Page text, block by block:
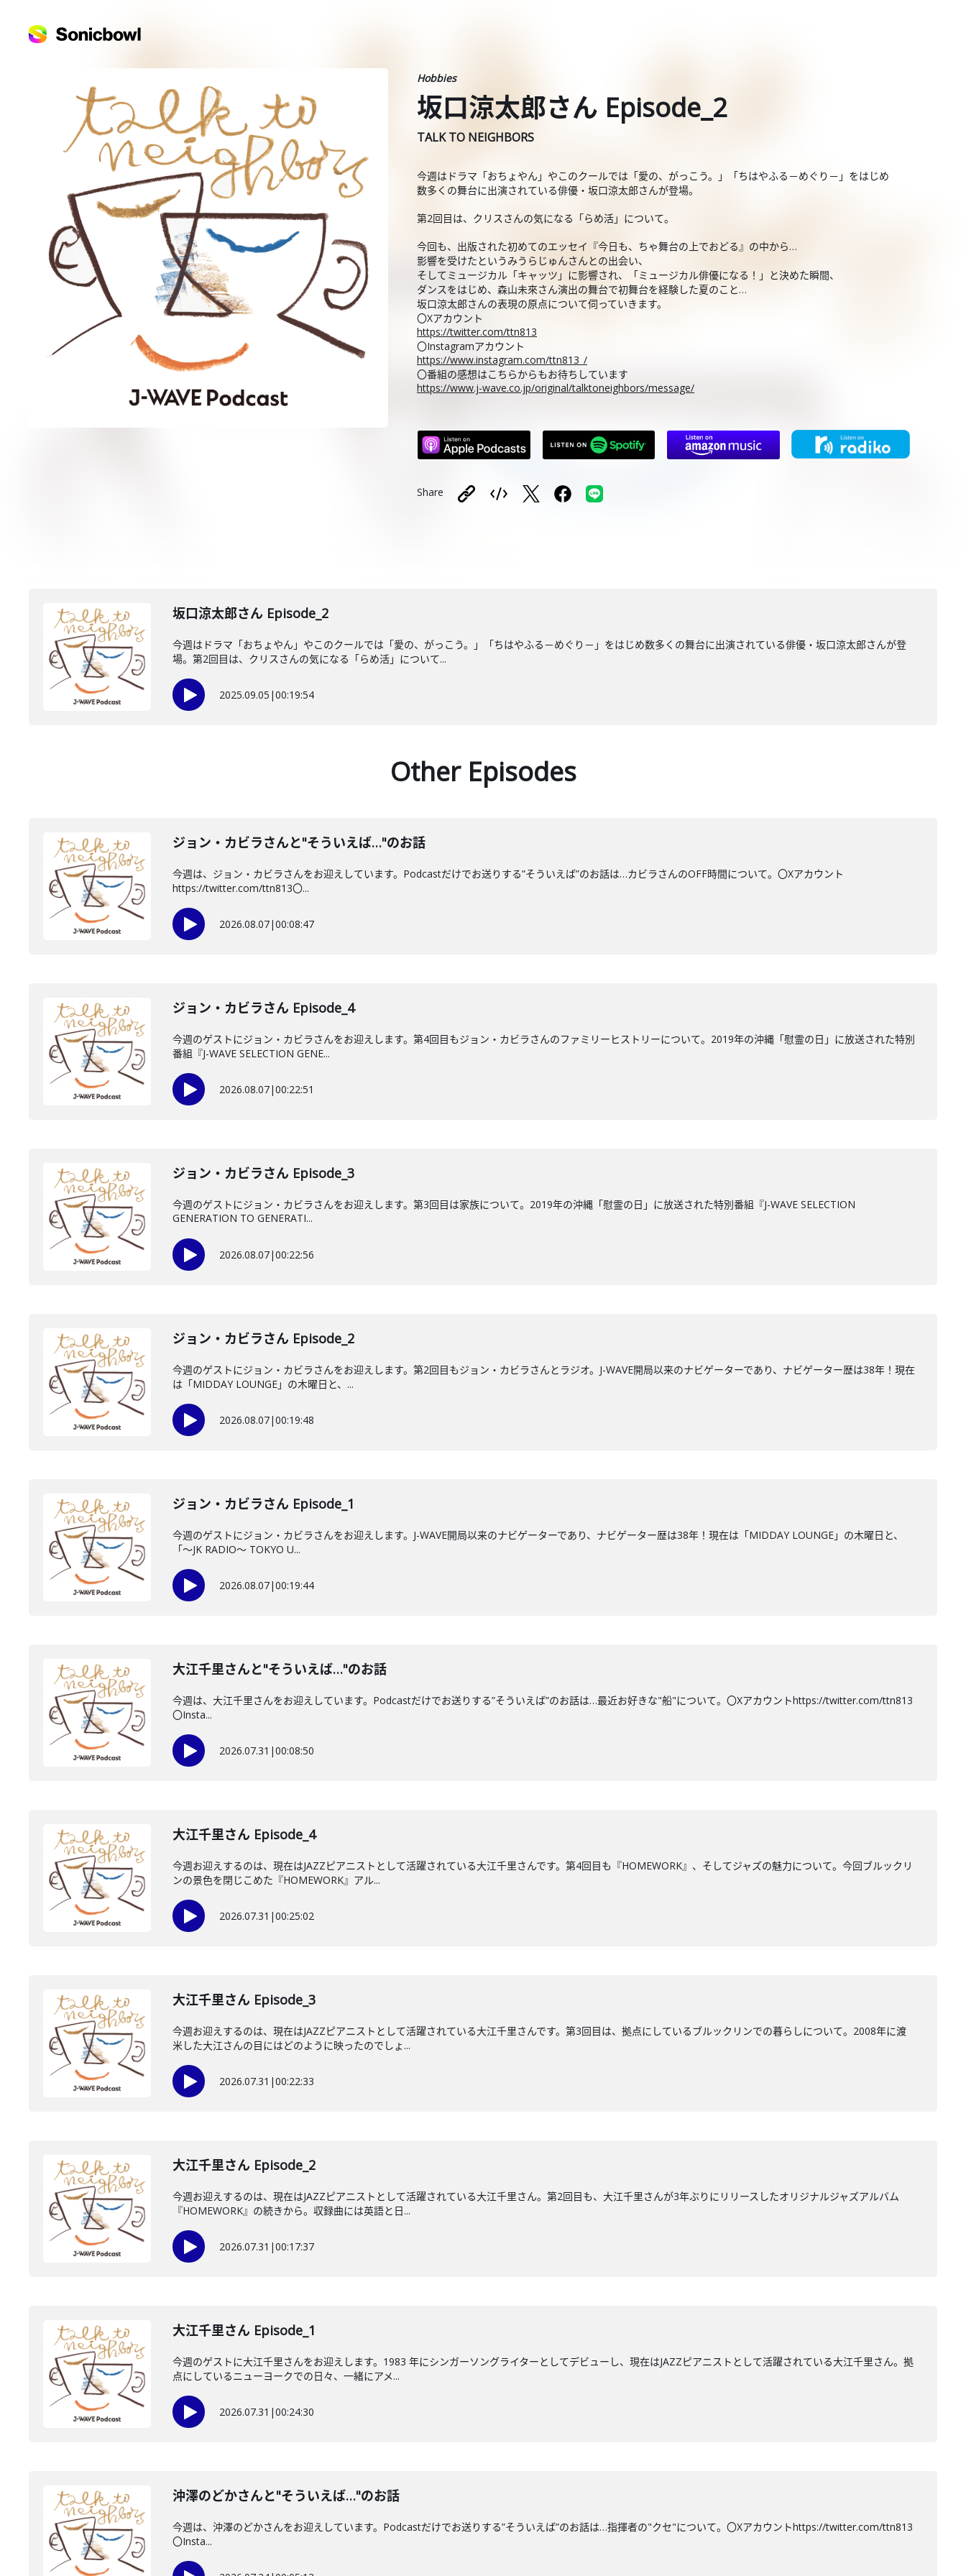
Hobbies
坂口涼太郎さん Episode_2
TALK TO NEIGHBORS
今週はドラマ「おちょやん」やこのクールでは「愛の、がっこう。」「ちはやふる－めぐり－」をはじめ
数多くの舞台に出演されている俳優・坂口涼太郎さんが登場。
第2回目は、クリスさんの気になる「らめ活」について。
今回も、出版された初めてのエッセイ『今日も、ちゃ舞台の上でおどる』の中から…
影響を受けたというみうらじゅんさんとの出会い、
そしてミュージカル「キャッツ」に影響され、「ミュージカル俳優になる！」と決めた瞬間、
ダンスをはじめ、森山未來さん演出の舞台で初舞台を経験した夏のこと…
坂口涼太郎さんの表現の原点について伺っていきます。
〇Xアカウント
https://twitter.com/ttn813
〇Instagramアカウント
https://www.instagram.com/ttn813_/
〇番組の感想はこちらからもお待ちしています
https://www.j-wave.co.jp/original/talktoneighbors/message/
Share
坂口涼太郎さん Episode_2
今週はドラマ「おちょやん」やこのクールでは「愛の、がっこう。」「ちはやふる－めぐり－」をはじめ数多くの舞台に出演されている俳優・坂口涼太郎さんが登
場。第2回目は、クリスさんの気になる「らめ活」について...
2025.09.05 |00:19:54
Other Episodes
ジョン・カビラさんと"そういえば…"のお話
今週は、ジョン・カビラさんをお迎えしています。Podcastだけでお送りする”そういえば”のお話は…カビラさんのOFF時間について。〇Xアカウント
https://twitter.com/ttn813〇...
2026.08.07|00:08:47
ジョン・カビラさん Episode_4
今週のゲストにジョン・カビラさんをお迎えします。第4回目もジョン・カビラさんのファミリーヒストリーについて。2019年の沖縄「慰霊の日」に放送された特別
番組『J-WAVE SELECTION GENE...
2026.08.07|00:22:51
ジョン・カビラさん Episode_3
今週のゲストにジョン・カビラさんをお迎えします。第3回目は家族について。2019年の沖縄「慰霊の日」に放送された特別番組『J-WAVE SELECTION
GENERATION TO GENERATI...
2026.08.07|00:22:56
ジョン・カビラさん Episode_2
今週のゲストにジョン・カビラさんをお迎えします。第2回目もジョン・カビラさんとラジオ。J-WAVE開局以来のナビゲーターであり、ナビゲーター歴は38年！現在
は「MIDDAY LOUNGE」の木曜日と、...
2026.08.07|00:19:48
ジョン・カビラさん Episode_1
今週のゲストにジョン・カビラさんをお迎えします。J-WAVE開局以来のナビゲーターであり、ナビゲーター歴は38年！現在は「MIDDAY LOUNGE」の木曜日と、
「〜JK RADIO〜 TOKYO U...
2026.08.07|00:19:44
大江千里さんと"そういえば…"のお話
今週は、大江千里さんをお迎えしています。Podcastだけでお送りする”そういえば”のお話は…最近お好きな"船"について。〇Xアカウントhttps://twitter.com/ttn813
〇Insta...
2026.07.31 |00:08:50
大江千里さん Episode_4
今週お迎えするのは、現在はJAZZピアニストとして活躍されている大江千里さんです。第4回目も『HOMEWORK』、そしてジャズの魅力について。今回ブルックリ
ンの景色を閉じこめた『HOMEWORK』アル...
2026.07.31 |00:25:02
大江千里さん Episode_3
今週お迎えするのは、現在はJAZZピアニストとして活躍されている大江千里さんです。第3回目は、拠点にしているブルックリンでの暮らしについて。2008年に渡
米した大江さんの目にはどのように映ったのでしょ...
2026.07.31 |00:22:33
大江千里さん Episode_2
今週お迎えするのは、現在はJAZZピアニストとして活躍されている大江千里さん。第2回目も、大江千里さんが3年ぶりにリリースしたオリジナルジャズアルバム
『HOMEWORK』の続きから。収録曲には英語と日...
2026.07.31 |00:17:37
大江千里さん Episode_1
今週のゲストに大江千里さんをお迎えします。1983 年にシンガーソングライターとしてデビューし、現在はJAZZピアニストとして活躍されている大江千里さん。拠
点にしているニューヨークでの日々、一緒にアメ...
2026.07.31 |00:24:30
沖澤のどかさんと"そういえば…"のお話
今週は、沖澤のどかさんをお迎えしています。Podcastだけでお送りする”そういえば”のお話は…指揮者の"クセ"について。〇Xアカウントhttps://twitter.com/ttn813
〇Insta...